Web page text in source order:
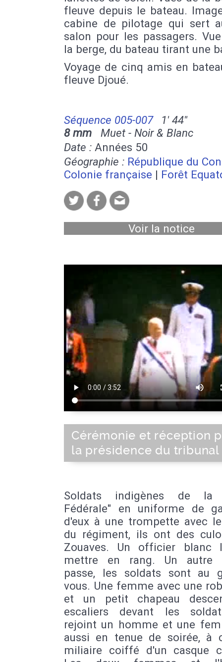
fleuve depuis le bateau.
cabine de pilotage qui sert
salon pour les passagers.
la berge, du bateau tirant une
Voyage de cinq amis en
fleuve Djoué.
Séquence 005-007
1' 44''
8 mm Muet - Noir & Blanc
Date : Années 50
Géographie : République du
Colonie française | Forêt
Voir la notice
Cérémonie et réception
la présidence du tribunal
Soldats indigènes de la
Fédérale" en uniforme de
d'eux à une trompette avec
du régiment, ils ont des
Zouaves. Un officier blanc
mettre en rang. Un autre
passe, les soldats sont au
vous. Une femme avec une
et un petit chapeau
escaliers devant les
rejoint un homme et une
aussi en tenue de soirée, à
miliaire coiffé d'un casque